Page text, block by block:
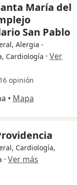
María del
San Pablo
Alergia -
Cardiología · Ver
16 opinión
• Mapa
Cardiología,
· Ver más